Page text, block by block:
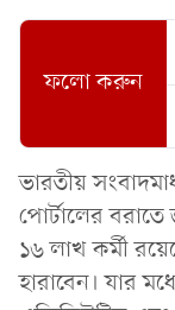
ফলো করুন
ভারতীয়
পোর্টালের বরাতে
১৬ লাখ কর্মী
হারাবেন। যার